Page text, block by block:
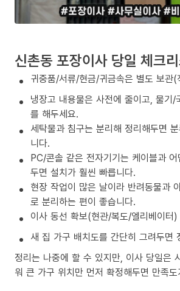
신촌동 포장이사 당일 체크
귀중품/서류/현금/귀금속은 별도 보관
냉장고 내용물은 사전에 줄이고, 물기/
를 해두세요.
세탁물과 침구는 분리해 정리해두면
니다.
PC/콘솔 같은 전자기기는 케이블과
두면 설치가 훨씬 빠릅니다.
현장 작업이 많은 날이라 반려동물과
로 분리하는 편이 좋습니다.
이사 동선 확보(현관/복도/엘리베이터
새 집 가구 배치도를 간단히 그려두면
정리는 나중에 할 수 있지만, 이사 당일은
워 큰 가구 위치만 먼저 확정해두면 만족